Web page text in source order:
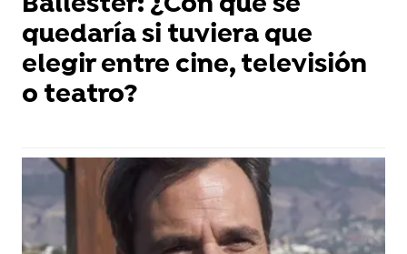
quedaría si tuviera que
elegir entre cine, televisión
o teatro?